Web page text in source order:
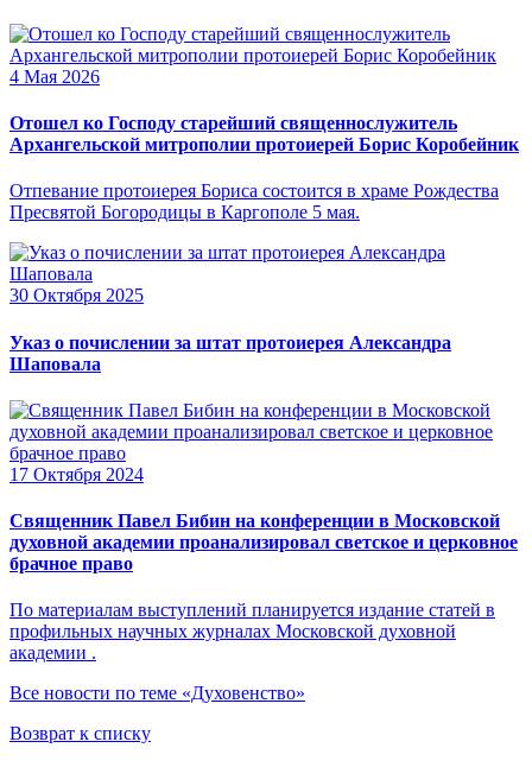
4 Мая 2026
Отошел ко Господу старейший священнослужитель
Архангельской митрополии протоиерей Борис Коробейник
Отпевание протоиерея Бориса состоится в храме Рождества
Пресвятой Богородицы в Каргополе 5 мая.
30 Октября 2025
Указ о почислении за штат протоиерея Александра
Шаповала
17 Октября 2024
Священник Павел Бибин на конференции в Московской
духовной академии проанализировал светское и церковное
брачное право
По материалам выступлений планируется издание статей в
профильных научных журналах Московской духовной
академии .
Все новости по теме «Духовенство»
Возврат к списку